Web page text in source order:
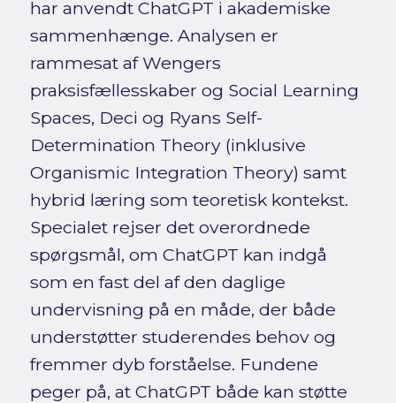
har anvendt ChatGPT i akademiske
sammenhænge. Analysen er
rammesat af Wengers
praksisfællesskaber og Social Learning
Spaces, Deci og Ryans Self-
Determination Theory (inklusive
Organismic Integration Theory) samt
hybrid læring som teoretisk kontekst.
Specialet rejser det overordnede
spørgsmål, om ChatGPT kan indgå
som en fast del af den daglige
undervisning på en måde, der både
understøtter studerendes behov og
fremmer dyb forståelse. Fundene
peger på, at ChatGPT både kan støtte